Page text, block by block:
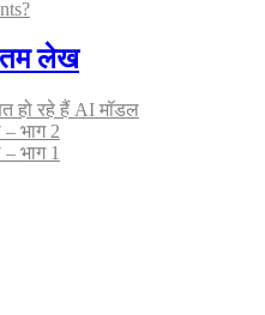
लेख
हो रहे हैं AI मॉडल
भाग 2
भाग 1